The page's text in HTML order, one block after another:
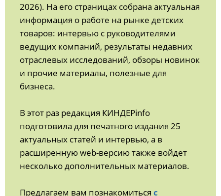
2026). На его страницах собрана актуальная
информация о работе на рынке детских
товаров: интервью с руководителями
ведущих компаний, результаты недавних
отраслевых исследований, обзоры новинок
и прочие материалы, полезные для
бизнеса.
В этот раз редакция КИНДЕРinfo
подготовила для печатного издания 25
актуальных статей и интервью, а в
расширенную web-версию также войдет
несколько дополнительных материалов.
Предлагаем вам познакомиться с